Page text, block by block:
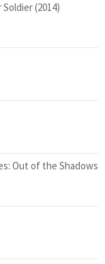
(2014)
Out of the Shadows